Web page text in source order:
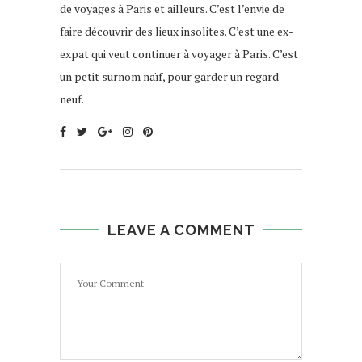
de voyages à Paris et ailleurs. C’est l’envie de
faire découvrir des lieux insolites. C’est une ex-
expat qui veut continuer à voyager à Paris. C’est
un petit surnom naïf, pour garder un regard
neuf.
LEAVE A COMMENT